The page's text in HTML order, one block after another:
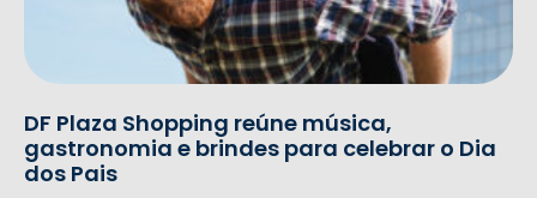
DF Plaza Shopping reúne música,
gastronomia e brindes para celebrar o Dia
dos Pais